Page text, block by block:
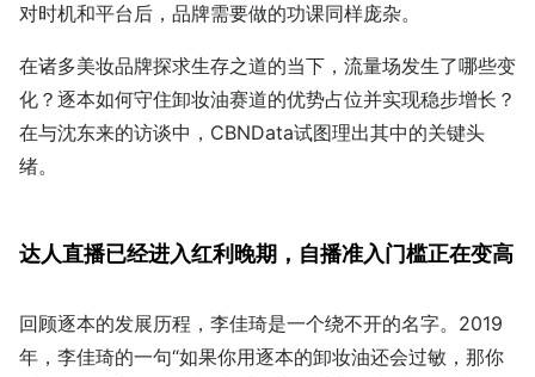
对时机和平台后，品牌需要做的功课同样庞杂。
在诸多美妆品牌探求生存之道的当下，流量场发生了哪些变
化？逐本如何守住卸妆油赛道的优势占位并实现稳步增长？
在与沈东来的访谈中，CBNData试图理出其中的关键头
绪。
达人直播已经进入红利晚期，自播准入门槛正在变高
回顾逐本的发展历程，李佳琦是一个绕不开的名字。2019
年，李佳琦的一句“如果你用逐本的卸妆油还会过敏，那你